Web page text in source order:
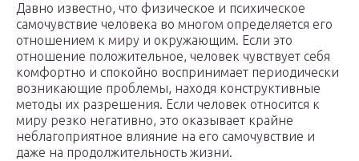
Давно известно, что физическое и психическое
самочувствие человека во многом определяется его
отношением к миру и окружающим. Если это
отношение положительное, человек чувствует себя
комфортно и спокойно воспринимает периодически
возникающие проблемы, находя конструктивные
методы их разрешения. Если человек относится к
миру резко негативно, это оказывает крайне
неблагоприятное влияние на его самочувствие и
даже на продолжительность жизни.